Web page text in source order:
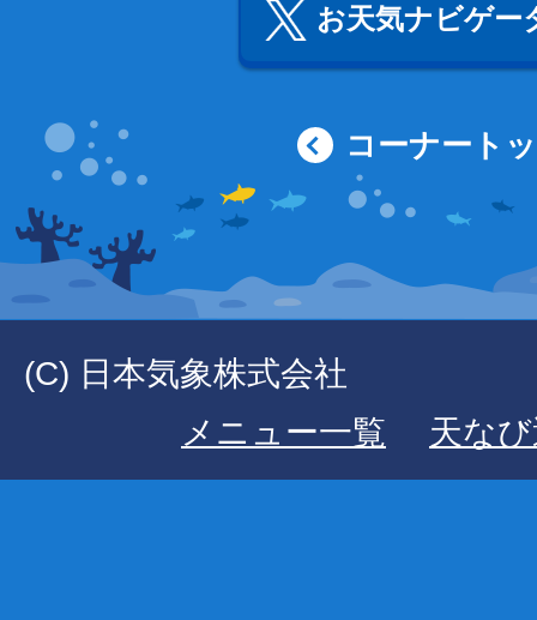
お天気ナビゲー
コーナート
(C) 日本気象株式会社
メニュー一覧
天な